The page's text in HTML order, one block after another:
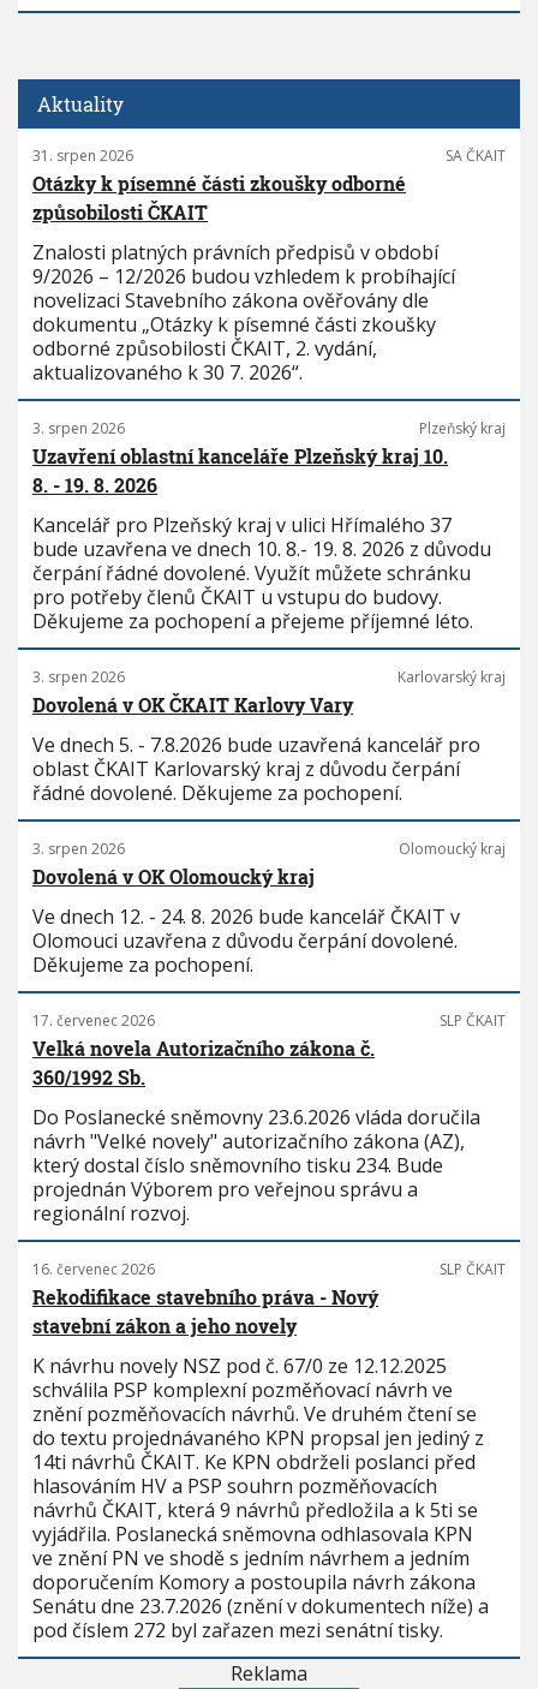
Aktuality
31. srpen 2026 SA ČKAIT
Otázky k písemné části zkoušky odborné
způsobilosti ČKAIT
Znalosti platných právních předpisů v období
9/2026 – 12/2026 budou vzhledem k probíhající
novelizaci Stavebního zákona ověřovány dle
dokumentu „Otázky k písemné části zkoušky
odborné způsobilosti ČKAIT, 2. vydání,
aktualizovaného k 30 7. 2026“.
3. srpen 2026 Plzeňský kraj
Uzavření oblastní kanceláře Plzeňský kraj 10.
8. - 19. 8. 2026
Kancelář pro Plzeňský kraj v ulici Hřímalého 37
bude uzavřena ve dnech 10. 8.- 19. 8. 2026 z důvodu
čerpání řádné dovolené. Využít můžete schránku
pro potřeby členů ČKAIT u vstupu do budovy.
Děkujeme za pochopení a přejeme příjemné léto.
3. srpen 2026 Karlovarský kraj
Dovolená v OK ČKAIT Karlovy Vary
Ve dnech 5. - 7.8.2026 bude uzavřená kancelář pro
oblast ČKAIT Karlovarský kraj z důvodu čerpání
řádné dovolené. Děkujeme za pochopení.
3. srpen 2026 Olomoucký kraj
Dovolená v OK Olomoucký kraj
Ve dnech 12. - 24. 8. 2026 bude kancelář ČKAIT v
Olomouci uzavřena z důvodu čerpání dovolené.
Děkujeme za pochopení.
17. červenec 2026 SLP ČKAIT
Velká novela Autorizačního zákona č.
360/1992 Sb.
Do Poslanecké sněmovny 23.6.2026 vláda doručila
návrh "Velké novely" autorizačního zákona (AZ),
který dostal číslo sněmovního tisku 234. Bude
projednán Výborem pro veřejnou správu a
regionální rozvoj.
16. červenec 2026 SLP ČKAIT
Rekodifikace stavebního práva - Nový
stavební zákon a jeho novely
K návrhu novely NSZ pod č. 67/0 ze 12.12.2025
schválila PSP komplexní pozměňovací návrh ve
znění pozměňovacích návrhů. Ve druhém čtení se
do textu projednávaného KPN propsal jen jediný z
14ti návrhů ČKAIT. Ke KPN obdrželi poslanci před
hlasováním HV a PSP souhrn pozměňovacích
návrhů ČKAIT, která 9 návrhů předložila a k 5ti se
vyjádřila. Poslanecká sněmovna odhlasovala KPN
ve znění PN ve shodě s jedním návrhem a jedním
doporučením Komory a postoupila návrh zákona
Senátu dne 23.7.2026 (znění v dokumentech níže) a
pod číslem 272 byl zařazen mezi senátní tisky.
Reklama